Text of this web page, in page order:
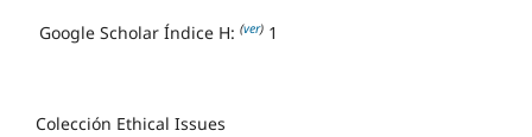
Google Scholar Índice H: (ver) 1
Colección Ethical Issues